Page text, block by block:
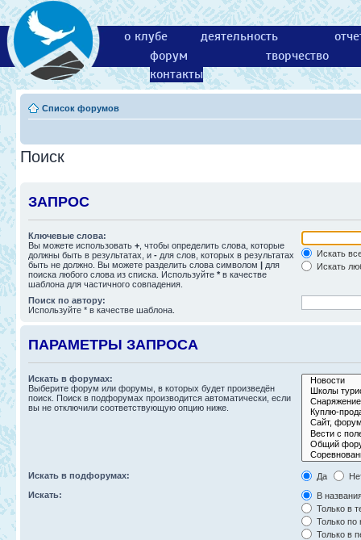
о клубе деятельность
форум
творчество
контакты
Список форумов
Поиск
ЗАПРОС
Ключевые слова:
Вы можете использовать + , чтобы определить слова, которые
должны быть в результатах, и - для слов, которых в результатах
быть не должно. Вы можете разделить слова символом | для
поиска любого слова из списка. Используйте * в качестве
шаблона для частичного совпадения.
Искать
Искать
Поиск по автору:
Используйте * в качестве шаблона.
ПАРАМЕТРЫ ЗАПРОСА
Искать в форумах:
Выберите форум или форумы, в которых будет произведён
поиск. Поиск в подфорумах производится автоматически, если
вы не отключили соответствующую опцию ниже.
Искать в подфорумах: Да
Искать:
В
Только в
Только по
Только в